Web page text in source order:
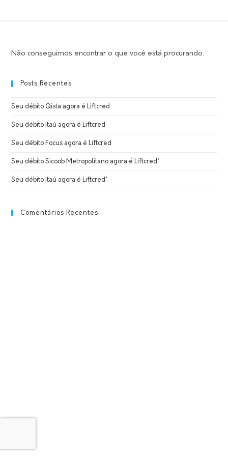
Não conseguimos encontrar o que você está procurando.
Posts Recentes
Seu débito Qista agora é Liftcred
Seu débito Itaú agora é Liftcred
Seu débito Focus agora é Liftcred
Seu débito Sicoob Metropolitano agora é Liftcred*
Seu débito Itaú agora é Liftcred*
Comentários Recentes